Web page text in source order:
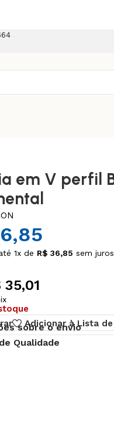
em V perfil
1x de R$ 36,85 sem
35,01
Adicionar à Lista
sobre o envio
Qualidade